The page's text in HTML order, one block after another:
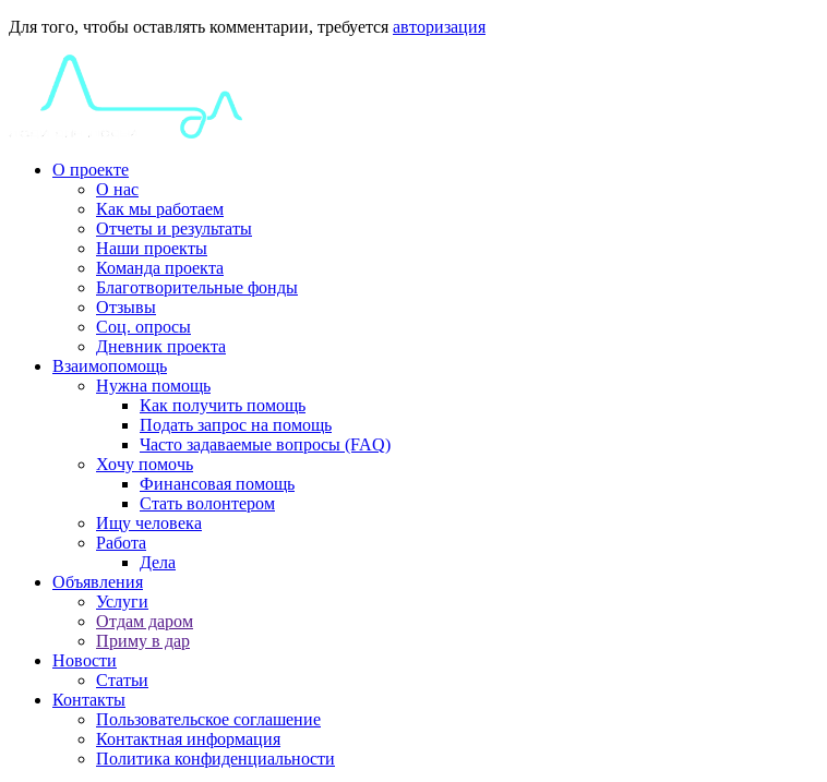
Для того, чтобы оставлять комментарии, требуется авторизация
О проекте
О нас
Как мы работаем
Отчеты и результаты
Наши проекты
Команда проекта
Благотворительные фонды
Отзывы
Соц. опросы
Дневник проекта
Взаимопомощь
Нужна помощь
Как получить помощь
Подать запрос на помощь
Часто задаваемые вопросы (FAQ)
Хочу помочь
Финансовая помощь
Стать волонтером
Ищу человека
Работа
Дела
Объявления
Услуги
Отдам даром
Приму в дар
Новости
Статьи
Контакты
Пользовательское соглашение
Контактная информация
Политика конфиденциальности